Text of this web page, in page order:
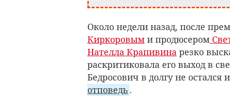
Около недели назад, после
Киркоровым и продюсером
Нателла Крапивина резко
раскритиковала его выход в
Бедросович в долгу не остался и
отповедь .